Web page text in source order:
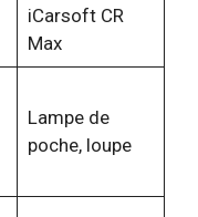
iCarsoft CR
Max
Lampe de
poche, loupe